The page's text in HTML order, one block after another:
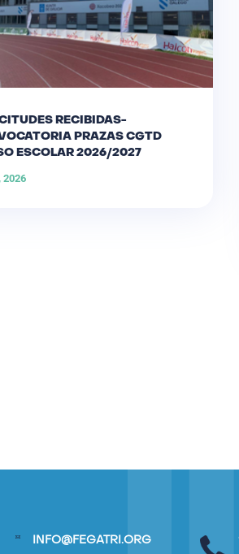
RECIBIDAS-
PRAZAS CGTD
ESCOLAR 2026/2027
2026
INFO@FEGATRI.ORG